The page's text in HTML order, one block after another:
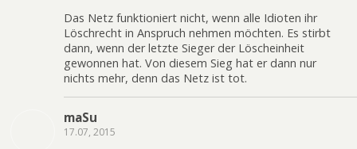
Das Netz funktioniert nicht, wenn alle Idioten ihr
Löschrecht in Anspruch nehmen möchten. Es stirbt
dann, wenn der letzte Sieger der Löscheinheit
gewonnen hat. Von diesem Sieg hat er dann nur
nichts mehr, denn das Netz ist tot.
maSu
17.07, 2015